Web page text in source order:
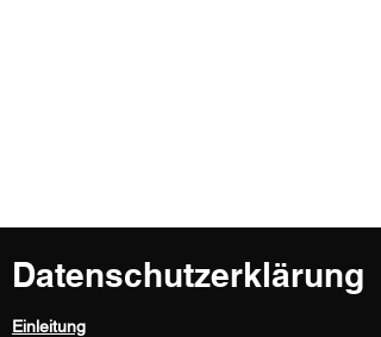
Datenschutzerklärung
Einleitung